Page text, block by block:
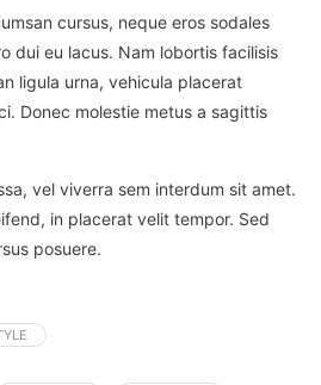
cursus, neque eros sodales
dui eu lacus. Nam lobortis facilisis
ligula urna, vehicula placerat
Donec molestie metus a sagittis
vel viverra sem interdum sit amet.
in placerat velit tempor. Sed
posuere.